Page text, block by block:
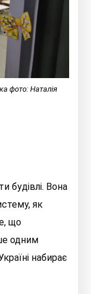
фото: Наталія
будівлі. Вона
як
що
одним
набирає